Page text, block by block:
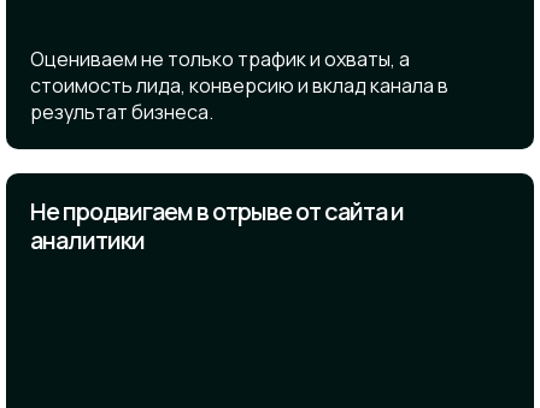
Оцениваем не только трафик и охваты, а
стоимость лида, конверсию и вклад канала в
результат бизнеса.
Не продвигаем в отрыве от сайта и
аналитики